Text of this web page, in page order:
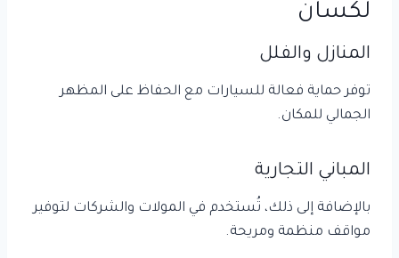
لكسان
المنازل والفلل
توفر حماية فعالة للسيارات مع الحفاظ على المظهر
الجمالي للمكان.
المباني التجارية
بالإضافة إلى ذلك، تُستخدم في المولات والشركات لتوفير
مواقف منظمة ومريحة.